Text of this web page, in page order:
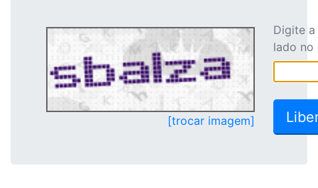
[trocar imagem]
Digite
lado no